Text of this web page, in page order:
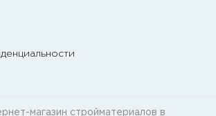
магазин стройматериалов в